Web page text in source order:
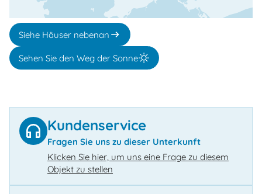
Siehe Häuser nebenan
Sehen Sie den Weg der Sonne
Kundenservice
Fragen Sie uns zu dieser Unterkunft
Klicken Sie hier, um uns eine Frage zu diesem
Objekt zu stellen